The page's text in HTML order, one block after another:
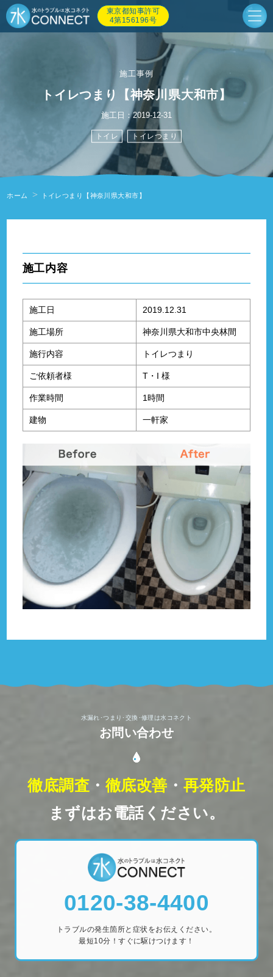
東京都知事許可
4第156196号
施工事例
トイレつまり【神奈川県大和市】
施工日：2019-12-31
トイレ トイレつまり
ホーム トイレつまり【神奈川県大和市】
施工内容
施工日 2019.12.31
施工場所 神奈川県大和市中央林間
施行内容 トイレつまり
ご依頼者様 T・I 様
作業時間 1時間
建物 一軒家
水漏れ･つまり･交換･修理は水コネクト
お問い合わせ
徹底調査 ・ 徹底改善 ・ 再発防止
まずはお電話ください。
0120-38-4400
トラブルの発生箇所と症状をお伝えください。
最短10分！すぐに駆けつけます！